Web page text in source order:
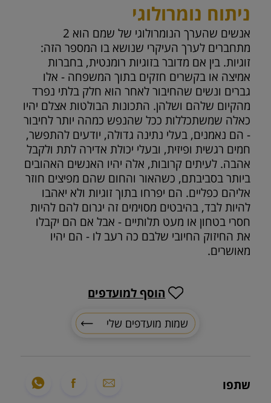
ניתוח נומרולוגי
אנשים שהערך הנומרולוגי של שמם הוא 2
מתחברים לערך העיקרי שנושא בו המספר הזה:
זוגיות. בין אם מדובר בזוגיות רומנטית, בחברות
אמיצה או בקשרים חזקים בתוך המשפחה - אלו
גברים ונשים שהחיבור לאחר הוא חלק בלתי נפרד
מהקיום שלהם ושלהן. התכונות הבולטות אצלם יהיו
כאלה שמשתכללות ככל שהנפש כמהה יותר לחיבור
- הם נאמנים, בעלי נתינה גדולה, יודעים להתפשר,
חמים רגשית ופיזית, ובעלי יכולת אדירה לתת ולקבל
אהבה. לעיתים קרובות, אלה יהיו האנשים האהובים
ביותר בסביבתם, כשהאור והחום שהם מפיצים חוזר
אליהם כפליים. הם יפרחו בתוך זוגיות ולא יאהבו
להיות לבד, בהיבטים מסוימים זה יגרום להם להיות
חסרי בטחון או מעט תלותיים - אבל אם הם יקבלו
את החיזוק החיובי שלבם כה רעב לו - הם יהיו
מאושרים.
שתפו
שמות מועדפים שלי
הוסף למועדפים